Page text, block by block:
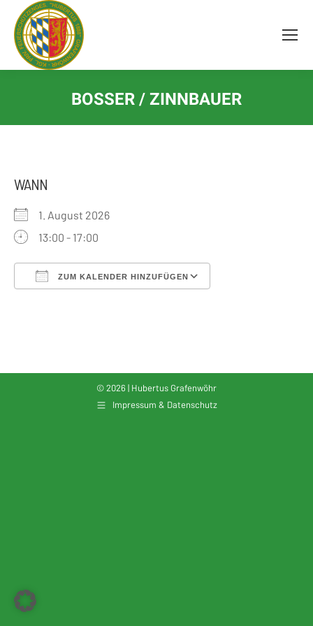
springen
BOSSER / ZINNBAUER
WANN
1. August 2026
13:00 - 17:00
ZUM KALENDER HINZUFÜGEN
© 2026 | Hubertus Grafenwöhr
Impressum & Datenschutz